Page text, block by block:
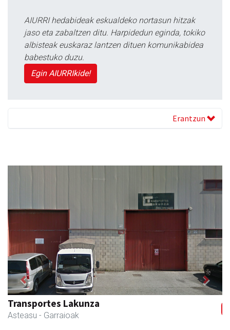
AIURRI hedabideak eskualdeko nortasun hitzak
jaso eta zabaltzen ditu. Harpidedun eginda, tokiko
albisteak euskaraz lantzen dituen komunikabidea
babestuko duzu.
Egin AIURRIkide!
Erantzun
Ormazabal garraioak
Asteasu - Garraioak
Previous Next